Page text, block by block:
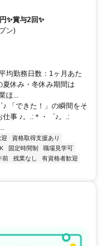
✨賞与2回✨
ン)
均勤務日数：1ヶ月あた
休み・冬休み期間は
ほ...
♪ 「できた！」の瞬間をそ
事 ♪。.:＊・゜♪。.:
資格取得支援あり
固定時間制
職場見学可
前 残業なし
有資格者歓迎